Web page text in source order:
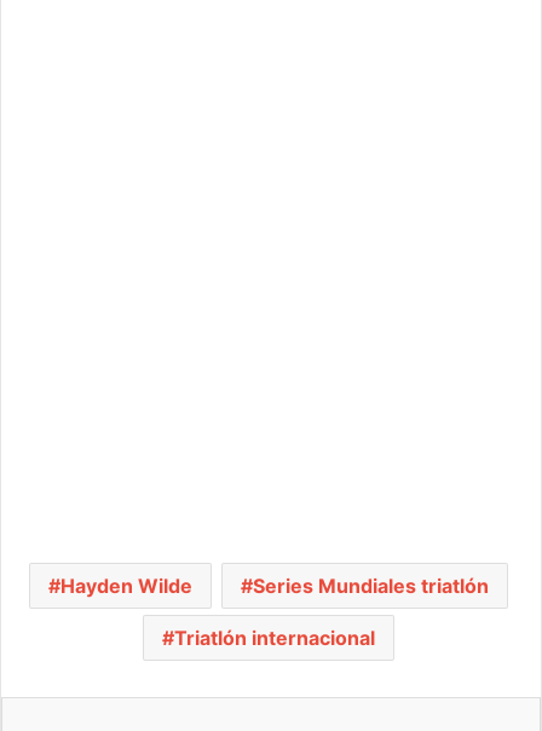
Hayden Wilde Series Mundiales triatlón
Triatlón internacional